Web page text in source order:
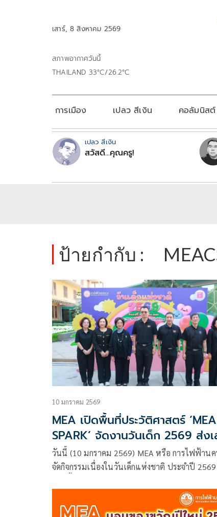
เสาร์, 8 สิงหาคม 2569
สภาพอากาศวันนี้
THAILAND 33°C/26.2°C
การเมือง เปลว สีเงิน คอลัมนิสต์
เปลว สีเงิน
สวัสดี...คุณครู!
ป้ายกำกับ :
10 มกราคม 2569
MEA เปิดพื้นที่ประวัติศาสตร์ ‘MEA
SPARK’ จัดงานวันเด็ก 2569 ส่ง
การเรียนรู้ สร้างความเท่าเทียม ให้
มูลนิธิอนุเคราะห์คนพิการในพระ
วันนี้ (10 มกราคม 2569) MEA หรือ การไฟฟ้านค
จัดกิจกรรมเนื่องในวันเด็กแห่งชาติ ประจำปี 2569